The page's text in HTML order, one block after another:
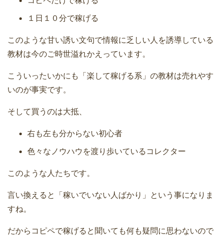
１日１０分で稼げる
このような甘い誘い文句で情報に乏しい人を誘導している
教材は今のご時世溢れかえっています。
こういったいかにも「楽して稼げる系」の教材は売れやす
いのが事実です。
そして買うのは大抵、
右も左も分からない初心者
色々なノウハウを渡り歩いているコレクター
このような人たちです。
言い換えると「稼いでいない人ばかり」という事になりま
すね。
だからコピペで稼げると聞いても何も疑問に思わないので